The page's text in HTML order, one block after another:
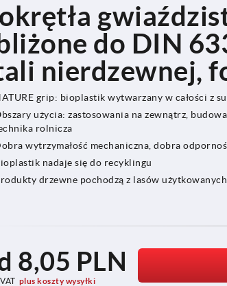
do DIN
nierdzewnej,
grip: bioplastik wytwarzany w całości z
użycia: zastosowania na zewnątrz,
rolnicza
wytrzymałość mechaniczna, dobra
nadaje się do recyklingu
drzewne pochodzą z lasów
8,05 PLN
plus koszty wysyłki